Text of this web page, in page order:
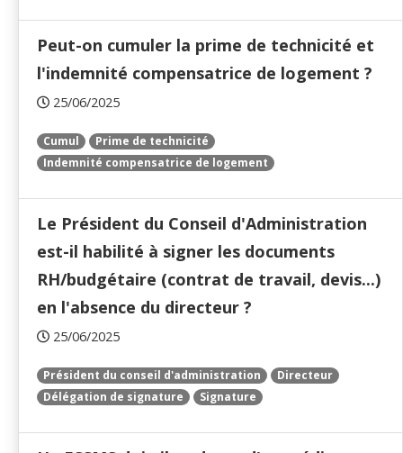
Peut-on cumuler la prime de technicité et
l'indemnité compensatrice de logement ?
25/06/2025
Cumul
Prime de technicité
Indemnité compensatrice de logement
Le Président du Conseil d'Administration
est-il habilité à signer les documents
RH/budgétaire (contrat de travail, devis...)
en l'absence du directeur ?
25/06/2025
Président du conseil d'administration
Directeur
Délégation de signature
Signature